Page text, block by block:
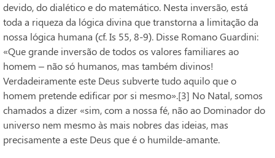
devido, do dialético e do matemático. Nesta inversão, está
toda a riqueza da lógica divina que transtorna a limitação da
nossa lógica humana (cf. Is 55, 8-9). Disse Romano Guardini:
«Que grande inversão de todos os valores familiares ao
homem – não só humanos, mas também divinos!
Verdadeiramente este Deus subverte tudo aquilo que o
homem pretende edificar por si mesmo».[3] No Natal, somos
chamados a dizer «sim, com a nossa fé, não ao Dominador do
universo nem mesmo às mais nobres das ideias, mas
precisamente a este Deus que é o humilde-amante.